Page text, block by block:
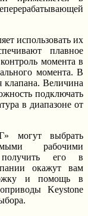
использовать их
плавное
момента в
момента. В
клапана. Величина
подключать
в диапазоне от
выбрать
рабочими
его в
окажут вам
и помощь в
Keystone